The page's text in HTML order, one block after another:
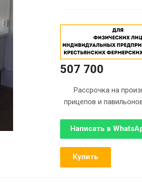
507 700
Рассрочка на
прицепов и
Написать в
Купить